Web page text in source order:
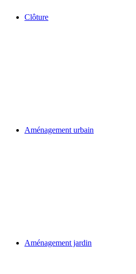
Clôture
Aménagement urbain
Aménagement jardin